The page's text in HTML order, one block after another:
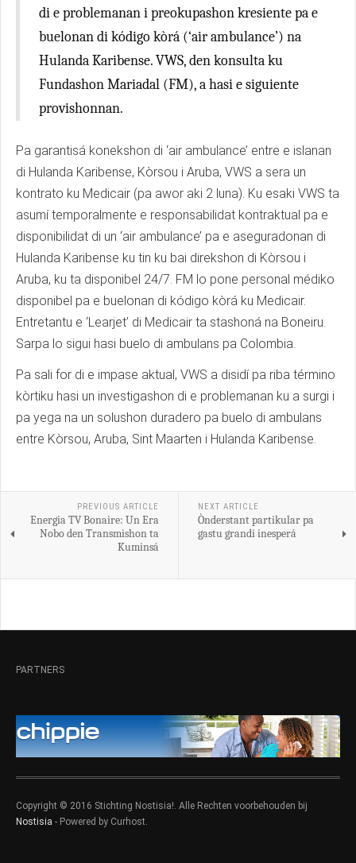
di e problemanan i preokupashon kresiente pa e
buelonan di kódigo kòrá (‘air ambulance’) na
Hulanda Karibense. VWS, den konsulta ku
Fundashon Mariadal (FM), a hasi e siguiente
provishonnan.
Pa garantisá konekshon di ‘air ambulance’ entre e islanan
di Hulanda Karibense, Kòrsou i Aruba, VWS a sera un
kontrato ku Medicair (pa awor aki 2 luna). Ku esaki VWS ta
asumí temporalmente e responsabilidat kontraktual pa e
disponibilidat di un ‘air ambulance’ pa e aseguradonan di
Hulanda Karibense ku tin ku bai direkshon di Kòrsou i
Aruba, ku ta disponibel 24/7. FM lo pone personal médiko
disponibel pa e buelonan di kódigo kòrá ku Medicair.
Entretantu e ‘Learjet’ di Medicair ta stashoná na Boneiru.
Sarpa lo sigui hasi buelo di ambulans pa Colombia.
Pa sali for di e impase aktual, VWS a disidí pa riba término
kòrtiku hasi un investigashon di e problemanan ku a surgi i
pa yega na un solushon duradero pa buelo di ambulans
entre Kòrsou, Aruba, Sint Maarten i Hulanda Karibense.
PREVIOUS ARTICLE
Energia TV Bonaire: Un Era
Nobo den Transmishon ta
Kuminsá
NEXT ARTICLE
Ònderstant partikular pa
gastu grandi inesperá
PARTNERS
Copyright © 2016 Stichting Nostisia!. Alle Rechten voorbehouden bij
Nostisia - Powered by Curhost.